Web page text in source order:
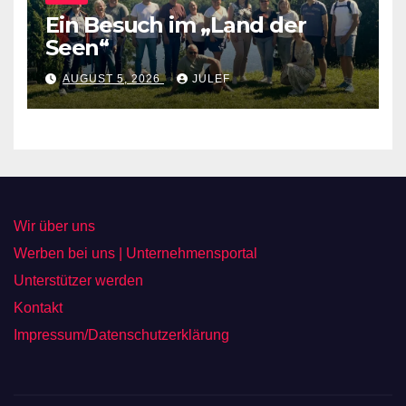
Ein Besuch im „Land der
Seen“
AUGUST 5, 2026 JULEF
Wir über uns
Werben bei uns | Unternehmensportal
Unterstützer werden
Kontakt
Impressum/Datenschutzerklärung